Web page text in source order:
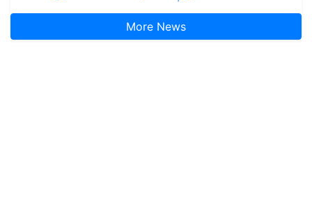
More News